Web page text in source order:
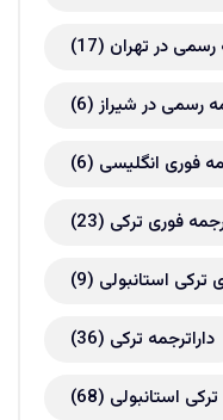
رسمی در تهران (17)
رسمی در شیراز(6)
فوری انگلیسی (6)
فوری ترکی (23)
ترکی استانبولی (9)
داراترجمه ترکی (36)
ترکی استانبولی (68)